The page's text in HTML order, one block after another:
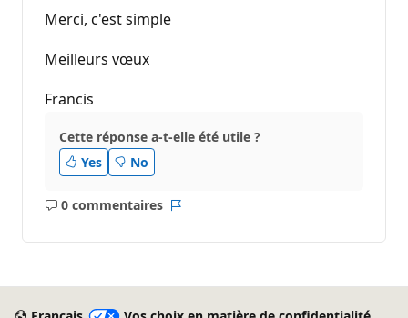
Merci, c'est simple
Meilleurs vœux
Francis
Cette réponse a-t-elle été utile ?
Yes
No
0 commentaires
Aucun